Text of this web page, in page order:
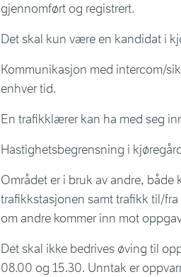
gjennomført og registrert.
Det skal kun være en kandidat i
Kommunikasjon med intercom/
enhver tid.
En trafikklærer kan ha med seg
Hastighetsbegrensning i
Området er i bruk av andre,
trafikkstasjonen samt trafikk til/
om andre kommer inn mot
Det skal ikke bedrives øving til
08.00 og 15.30. Unntak er